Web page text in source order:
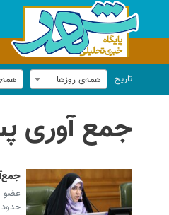
تاریخ
همه‌ی روزها
جمع آوری
جمع‌آوری
حدود ۴۲۰۰ تن پسماند از ۱۶۰ بیمارستان در تهران جمع‌آوری می‌شود.